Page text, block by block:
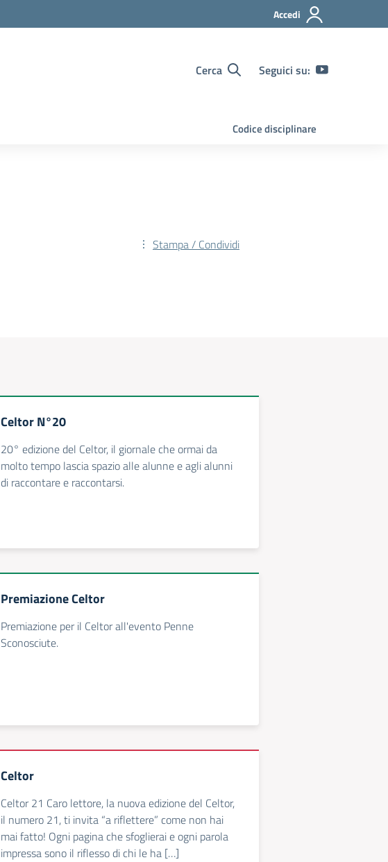
Accedi
Cerca Seguici su:
Codice disciplinare
Stampa / Condividi
Celtor N°20
20° edizione del Celtor, il giornale che ormai da
molto tempo lascia spazio alle alunne e agli alunni
di raccontare e raccontarsi.
Premiazione Celtor
Premiazione per il Celtor all'evento Penne
Sconosciute.
Celtor
Celtor 21 Caro lettore, la nuova edizione del Celtor,
il numero 21, ti invita “a riflettere” come non hai
mai fatto! Ogni pagina che sfoglierai e ogni parola
impressa sono il riflesso di chi le ha […]